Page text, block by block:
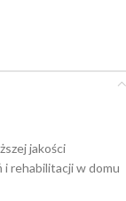
jakości
i rehabilitacji w domu